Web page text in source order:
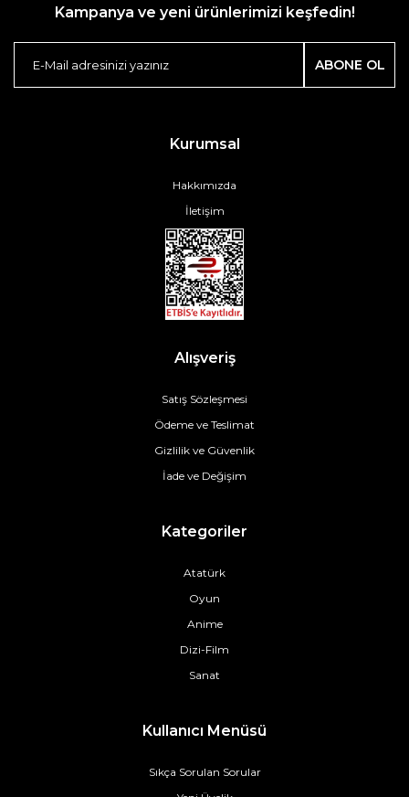
Kampanya ve yeni ürünlerimizi keşfedin!
ABONE OL
Kurumsal
Hakkımızda
İletişim
Alışveriş
Satış Sözleşmesi
Ödeme ve Teslimat
Gizlilik ve Güvenlik
İade ve Değişim
Kategoriler
Atatürk
Oyun
Anime
Dizi-Film
Sanat
Kullanıcı Menüsü
Sıkça Sorulan Sorular